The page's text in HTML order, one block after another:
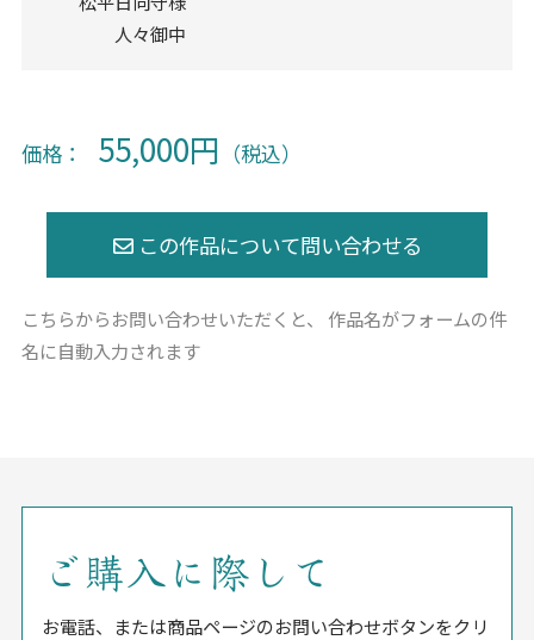
人々御中
価格： 55,000円 （税込）
こちらからお問い合わせいただくと、
作品名がフォームの件
名に自動入力されます
ご購入に際して
お電話、または商品ページのお問い合わせボタンをクリ